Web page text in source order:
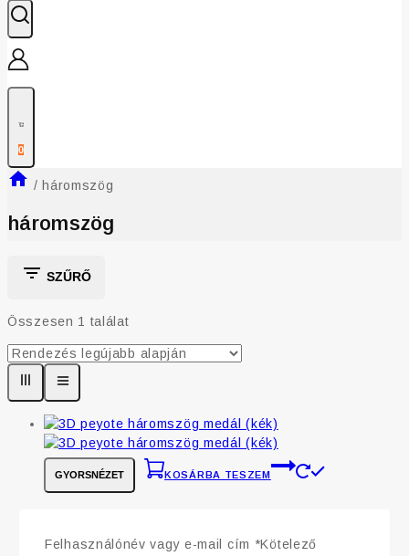
0
/ háromszög
háromszög
SZŰRŐ
Összesen 1 találat
GYORSNÉZET KOSÁRBA TESZEM
05
Felhasználónév vagy e-mail cím *Kötelező